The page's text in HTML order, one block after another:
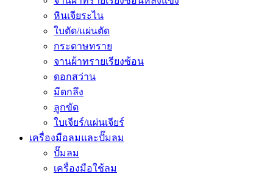
หินเจียระไน
ใบตัด/แผ่นตัด
กระดาษทราย
จานผ้าทรายเรียงซ้อน
ดอกสว่าน
มีดกลึง
ลูกขัด
ใบเจียร์/แผ่นเจียร์
เครื่องมือลมและปั๊มลม
ปั๊มลม
เครื่องมือใช้ลม